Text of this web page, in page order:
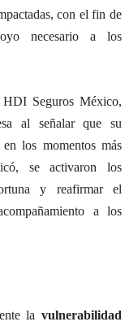
con el fin de
necesario a los
Seguros México,
al señalar que su
los momentos más
se activaron los
y reafirmar el
a los
la vulnerabilidad